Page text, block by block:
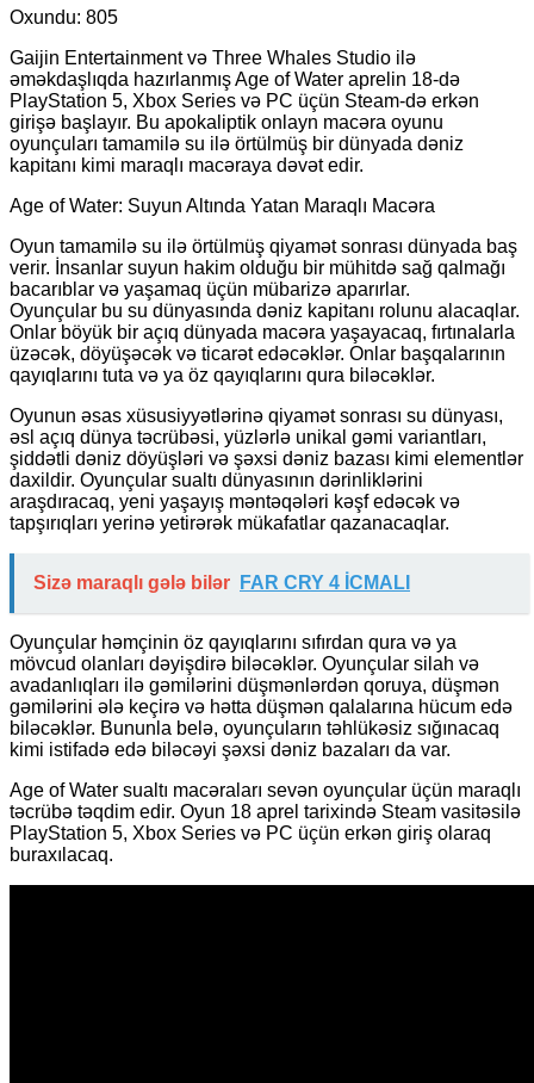
Oxundu: 805
Gaijin Entertainment və Three Whales Studio ilə
əməkdaşlıqda hazırlanmış Age of Water aprelin 18-də
PlayStation 5, Xbox Series və PC üçün Steam-də erkən
girişə başlayır. Bu apokaliptik onlayn macəra oyunu
oyunçuları tamamilə su ilə örtülmüş bir dünyada dəniz
kapitanı kimi maraqlı macəraya dəvət edir.
Age of Water: Suyun Altında Yatan Maraqlı Macəra
Oyun tamamilə su ilə örtülmüş qiyamətsonrası dünyada baş
verir. İnsanlar suyun hakim olduğu bir mühitdə sağ qalmağı
bacarıblar və yaşamaq üçün mübarizə aparırlar.
Oyunçular bu su dünyasında dəniz kapitanı rolunu alacaqlar.
Onlar böyük bir açıq dünyada macəra yaşayacaq, fırtınalarla
üzəcək, döyüşəcək və ticarət edəcəklər. Onlar başqalarının
qayıqlarını tuta və ya öz qayıqlarını qura biləcəklər.
Oyunun əsas xüsusiyyətlərinə qiyamətsonrası su dünyası,
əsl açıq dünya təcrübəsi, yüzlərlə unikal gəmi variantları,
şiddətli dəniz döyüşləri və şəxsi dəniz bazası kimi elementlər
daxildir. Oyunçular sualtı dünyasının dərinliklərini
araşdıracaq, yeni yaşayış məntəqələri kəşf edəcək və
tapşırıqları yerinə yetirərək mükafatlar qazanacaqlar.
Sizə maraqlı gələ bilər FAR CRY 4 İCMALI
Oyunçular həmçinin öz qayıqlarını sıfırdan qura və ya
mövcud olanları dəyişdirə biləcəklər. Oyunçular silah və
avadanlıqları ilə gəmilərini düşmənlərdən qoruya, düşmən
gəmilərini ələ keçirə və hətta düşmən qalalarına hücum edə
biləcəklər. Bununla belə, oyunçuların təhlükəsiz sığınacaq
kimi istifadə edə biləcəyi şəxsi dəniz bazaları da var.
Age of Water sualtı macəraları sevən oyunçular üçün maraqlı
təcrübə təqdim edir. Oyun 18 aprel tarixində Steam vasitəsilə
PlayStation 5, Xbox Series və PC üçün erkən giriş olaraq
buraxılacaq.